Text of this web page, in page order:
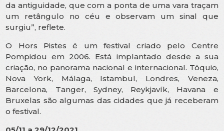
da antiguidade, que com a ponta de uma vara traçam
um retângulo no céu e observam um sinal que
surgiu”, reflete.
O Hors Pistes é um festival criado pelo Centre
Pompidou em 2006. Está implantado desde a sua
criação, no panorama nacional e internacional. Tóquio,
Nova York, Málaga, Istambul, Londres, Veneza,
Barcelona, ​​Tanger, Sydney, Reykjavík, Havana e
Bruxelas são algumas das cidades que já receberam
o festival.